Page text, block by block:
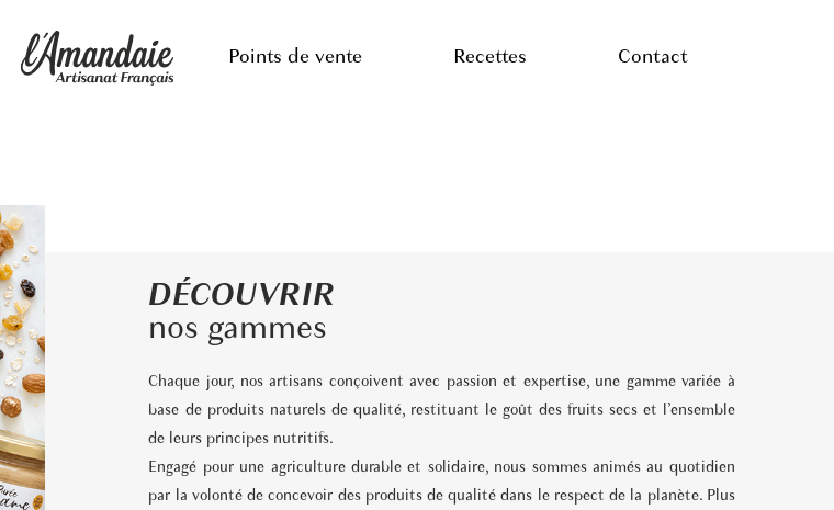
Points de vente Recettes Contact
DÉCOUVRIR
nos gammes
Chaque jour, nos artisans conçoivent avec passion et expertise, une gamme variée à
base de produits naturels de qualité, restituant le goût des fruits secs et l’ensemble
de leurs principes nutritifs.
Engagé pour une agriculture durable et solidaire, nous sommes animés au quotidien
par la volonté de concevoir des produits de qualité dans le respect de la planète. Plus